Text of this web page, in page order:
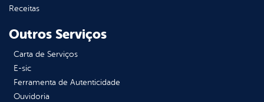
Receitas
Outros Serviços
Carta de Serviços
E-sic
Ferramenta de Autenticidade
Ouvidoria